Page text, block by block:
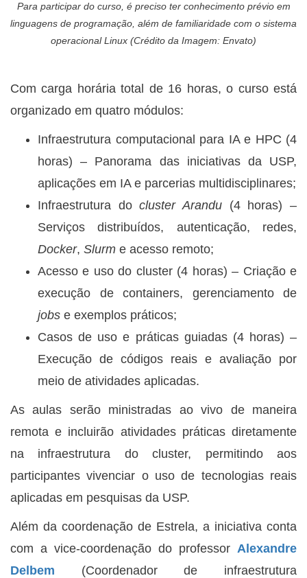
Para participar do curso, é preciso ter conhecimento prévio em
linguagens de programação, além de familiaridade com o sistema
operacional Linux (Crédito da Imagem: Envato)
Com carga horária total de 16 horas, o curso está
organizado em quatro módulos:
Infraestrutura computacional para IA e HPC (4
horas) – Panorama das iniciativas da USP,
aplicações em IA e parcerias multidisciplinares;
Infraestrutura docluster Arandu (4 horas) –
Serviços distribuídos, autenticação, redes,
Docker, Slurm e acesso remoto;
Acesso e uso do cluster (4 horas) – Criação e
execução de containers, gerenciamento de
jobs e exemplos práticos;
Casos de uso e práticas guiadas (4 horas) –
Execução de códigos reais e avaliação por
meio de atividades aplicadas.
As aulas serão ministradas ao vivo de maneira
remota e incluirão atividades práticas diretamente
na infraestrutura do cluster, permitindo aos
participantes vivenciar o uso de tecnologias reais
aplicadas em pesquisas da USP.
Além da coordenação de Estrela, a iniciativa conta
com a vice-coordenação do professor Alexandre
Delbem (Coordenador de infraestrutura